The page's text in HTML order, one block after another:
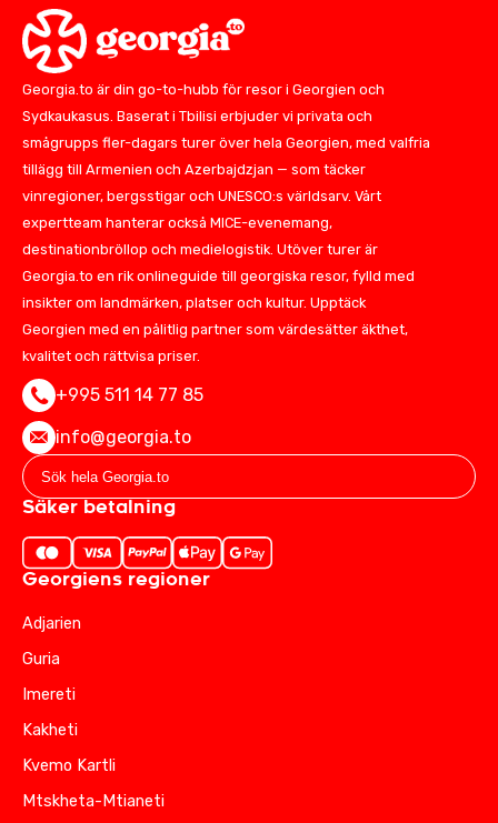
Georgia.to är din go-to-hubb för resor i Georgien och
Sydkaukasus. Baserat i Tbilisi erbjuder vi privata och
smågrupps fler-dagars turer över hela Georgien, med valfria
tillägg till Armenien och Azerbajdzjan — som täcker
vinregioner, bergsstigar och UNESCO:s världsarv. Vårt
expertteam hanterar också MICE-evenemang,
destinationbröllop och medielogistik. Utöver turer är
Georgia.to en rik onlineguide till georgiska resor, fylld med
insikter om landmärken, platser och kultur. Upptäck
Georgien med en pålitlig partner som värdesätter äkthet,
kvalitet och rättvisa priser.
+995 511 14 77 85
info@georgia.to
Säker betalning
Georgiens regioner
Adjarien
Guria
Imereti
Kakheti
Kvemo Kartli
Mtskheta-Mtianeti